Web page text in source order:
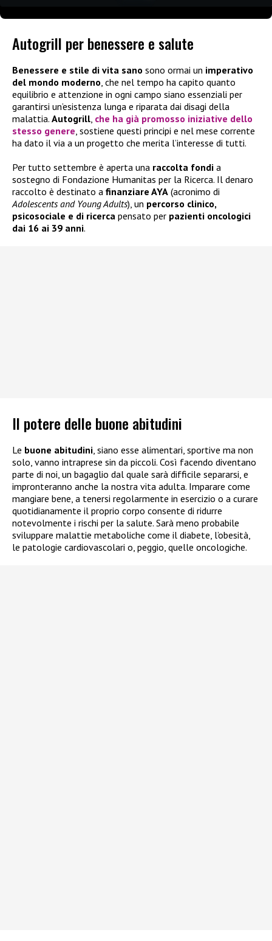
Autogrill per benessere e salute
Benessere e stile di vita sano sono ormai un imperativo
del mondo moderno, che nel tempo ha capito quanto
equilibrio e attenzione in ogni campo siano essenziali per
garantirsi un’esistenza lunga e riparata dai disagi della
malattia. Autogrill, che ha già promosso iniziative dello
stesso genere, sostiene questi principi e nel mese corrente
ha dato il via a un progetto che merita l’interesse di tutti.
Per tutto settembre è aperta una raccolta fondi a
sostegno di Fondazione Humanitas per la Ricerca. Il denaro
raccolto è destinato a finanziare AYA (acronimo di
Adolescents and Young Adults), un percorso clinico,
psicosociale e di ricerca pensato per pazienti oncologici
dai 16 ai 39 anni.
Il potere delle buone abitudini
Le buone abitudini , siano esse alimentari, sportive ma non
solo, vanno intraprese sin da piccoli. Così facendo diventano
parte di noi, un bagaglio dal quale sarà difficile separarsi, e
impronteranno anche la nostra vita adulta. Imparare come
mangiare bene, a tenersi regolarmente in esercizio o a curare
quotidianamente il proprio corpo consente di ridurre
notevolmente i rischi per la salute. Sarà meno probabile
sviluppare malattie metaboliche come il diabete, l’obesità,
le patologie cardiovascolari o, peggio, quelle oncologiche.